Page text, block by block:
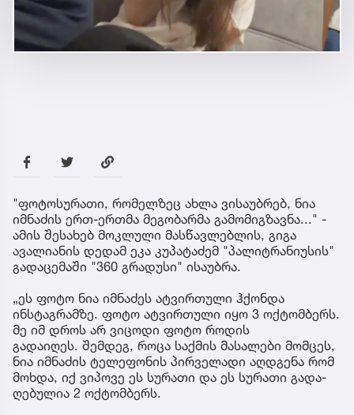
"ფოტოსურათი, რომელზეც ახლა ვისაუბრებ, ნია
იმნაძის ერთ-ერთმა მეგობარმა გამომიგზავნა..." -
ამის შესახებ მოკლული მასწავლებლის, გიგა
ავალიანის დედამ ეკა კუპატაძემ "პალიტრანიუსის"
გადაცემაში "360 გრადუსი" ისაუბრა.
„ეს ფოტო ნია იმნაძეს ატვირთული ჰქონდა
ინსტაგრამზე. ფოტო ატვირთული იყო 3 ოქტომბერს.
მე იმ დროს არ ვიცოდი ფოტო როდის
გადაიღეს. შემ­დეგ, როცა საქ­მის მა­სა­ლე­ბი მომ­ცეს,
ნია იმ­ნა­ძის ტე­ლე­ფო­ნის პირ­ვე­ლა­დი აღ­დგე­ნა რომ
მოხ­და, იქ ვი­პო­ვე ეს სუ­რა­თი და ეს სუ­რა­თი გა­და­
ღე­ბუ­ლია 2 ოქ­ტომ­ბერს.